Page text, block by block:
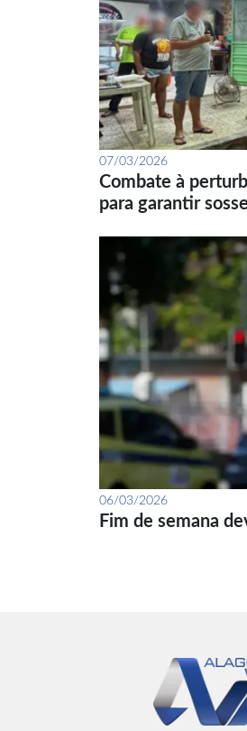
07/03/2026
Combate à
para garantir
06/03/2026
Fim de semana